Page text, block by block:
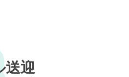
送迎